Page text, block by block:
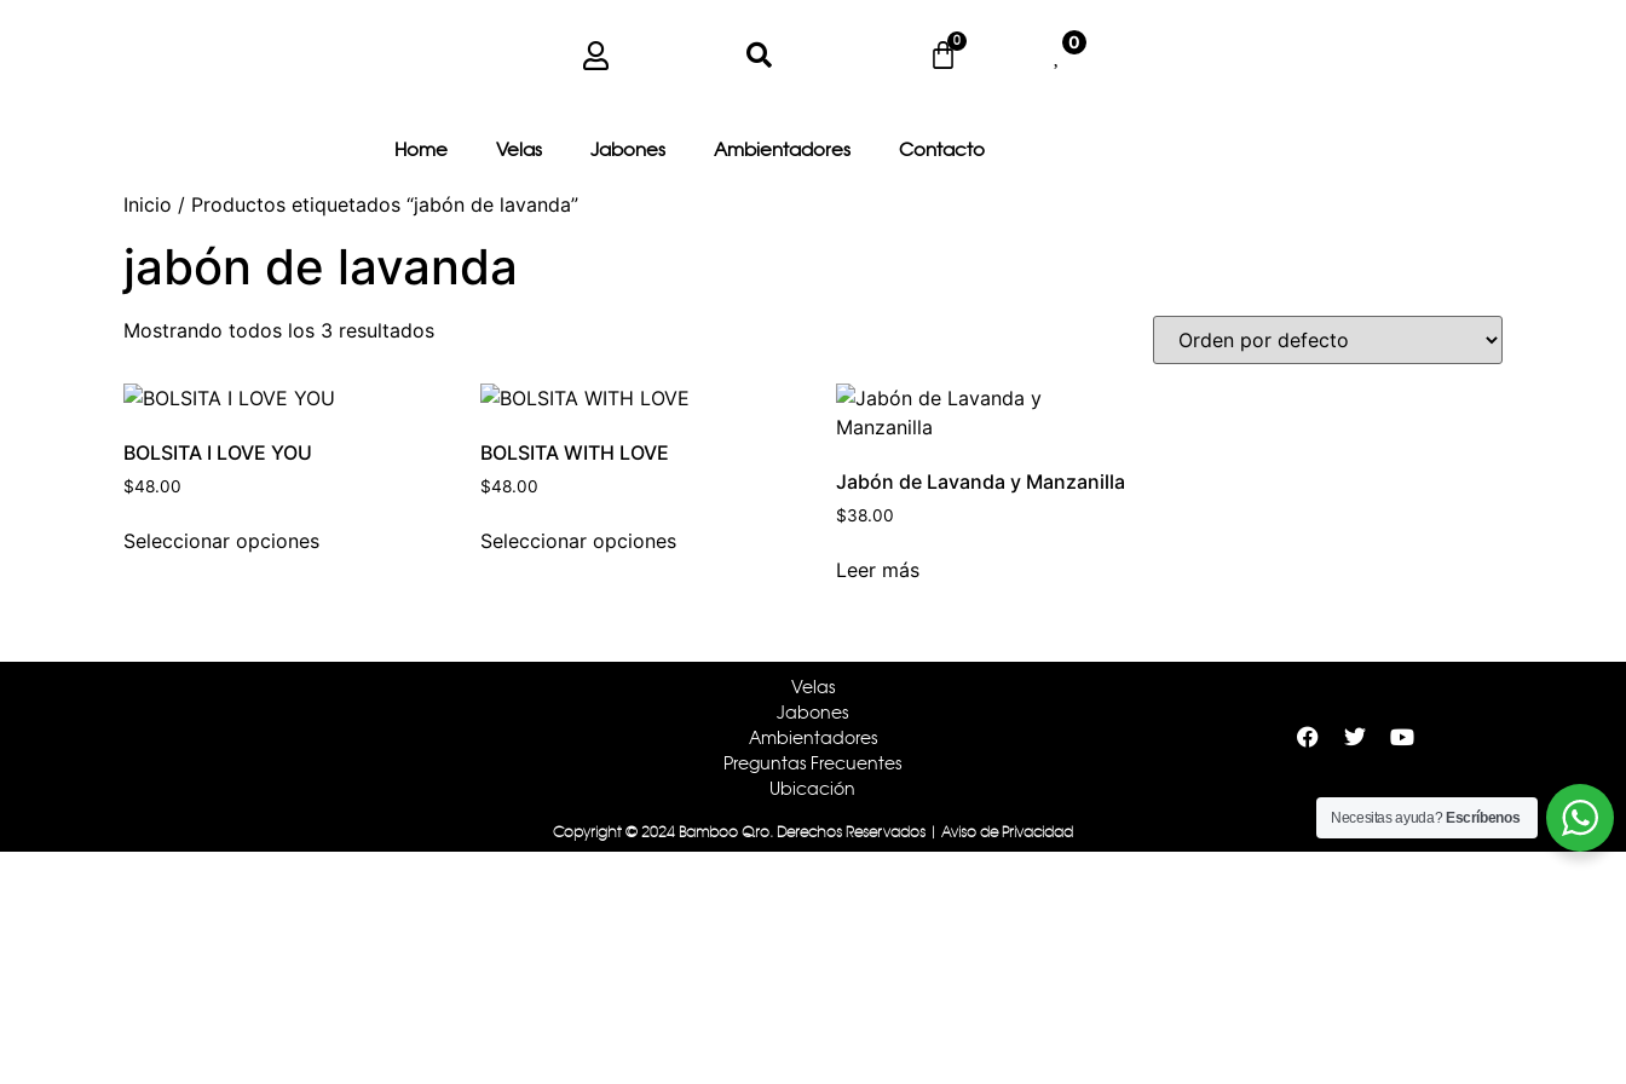
0
Home Velas Jabones Ambientadores Contacto
Inicio / Productos etiquetados “jabón de lavanda”
jabón de lavanda
Mostrando todos los 3 resultados
BOLSITA I LOVE YOU
$48.00
Seleccionar opciones
BOLSITA WITH LOVE
$48.00
Seleccionar opciones
Jabón de Lavanda y Manzanilla
$38.00
Leer más
Velas
Jabones
Ambientadores
Preguntas Frecuentes
Ubicación
Copyright © 2024 Bamboo Qro. Derechos Reservados | Aviso de Privacidad
Necesitas ayuda? Escríbenos